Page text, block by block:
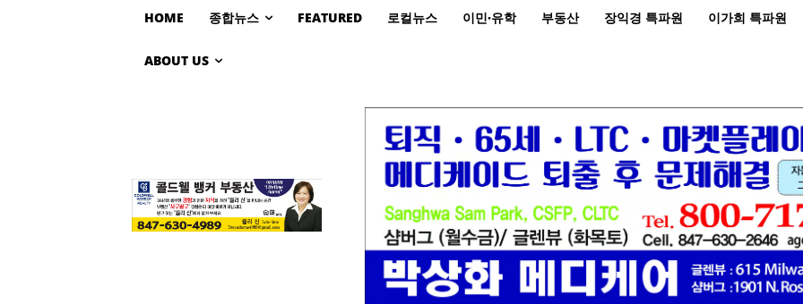
HOME 종합뉴스 FEATURED 로컬뉴스 이민·유학 부동산 장익경 특파원 이가희 특파원
ABOUT US